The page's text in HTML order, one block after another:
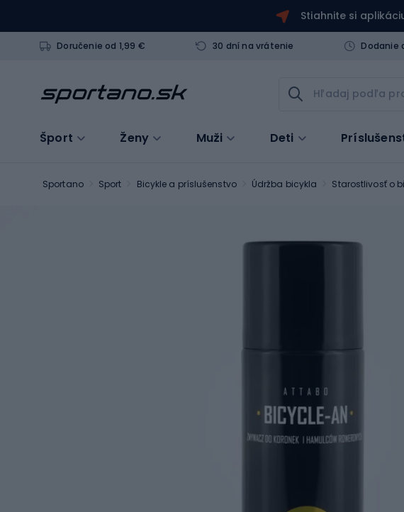
Stiahnite si
Doručenie od 1,99 € 30 dní na vrátenie Dodanie
Šport Ženy Muži Deti
Sportano Sport Bicykle a príslušenstvo Údržba bicykla Starostlivosť o